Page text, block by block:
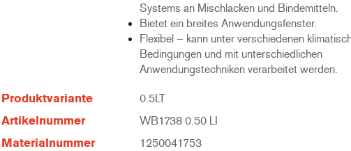
Systems an Mischlacken und Bindemitteln.
Bietet ein breites Anwendungsfenster.
Flexibel – kann unter verschiedenen
Bedingungen und mit unterschiedlichen
Anwendungstechniken verarbeitet werden.
Produktvariante 0.5LT
Artikelnummer WB1738 0.50 LI
Materialnummer 1250041753